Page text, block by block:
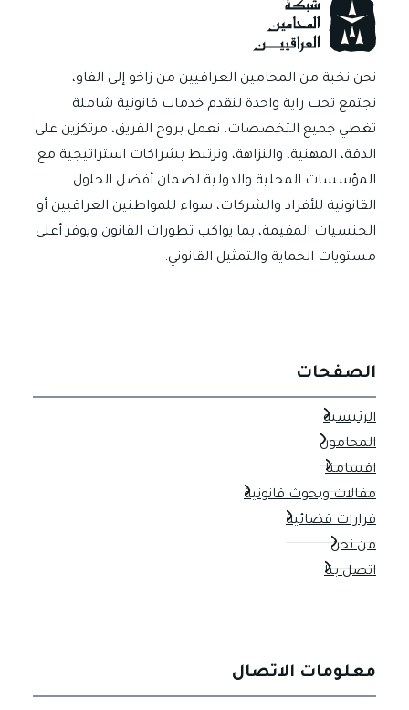
القانون
العراقي؟
نحن نخبة من المحامين العراقيين من زاخو إلى الفاو،
نجتمع تحت راية واحدة لنقدم خدمات قانونية شاملة
تغطي جميع التخصصات. نعمل بروح الفريق، مرتكزين على
الدقة، المهنية، والنزاهة، ونرتبط بشراكات استراتيجية مع
المؤسسات المحلية والدولية لضمان أفضل الحلول
القانونية للأفراد والشركات، سواء للمواطنين العراقيين أو
الجنسيات المقيمة، بما يواكب تطورات القانون ويوفر أعلى
مستويات الحماية والتمثيل القانوني.
الصفحات
الرئيسية
المحامون
اقسامنا
مقالات وبحوث قانونية
قرارات قضائية
من نحن
اتصل بنا
معلومات الاتصال